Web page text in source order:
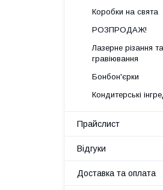
Коробки на свята
РОЗПРОДАЖ!
Лазерне різання та
гравіювання
Бонбон'єрки
Кондитерські
Прайслист
Відгуки
Доставка та оплата